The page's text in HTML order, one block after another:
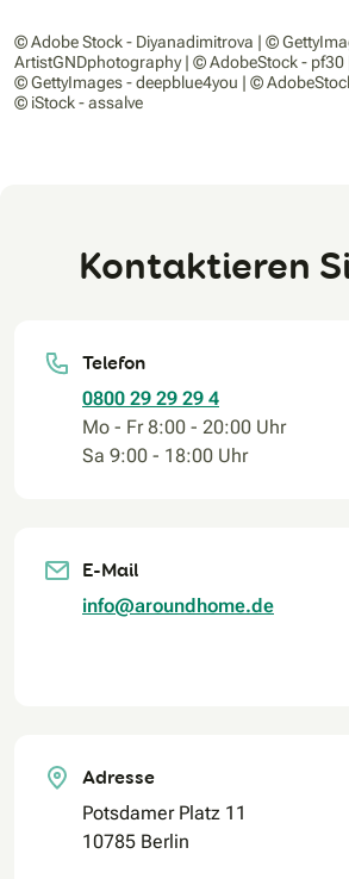
© Adobe Stock - Diyanadimitrova | ©
ArtistGNDphotography | © AdobeStock - pf30
© GettyImages - deepblue4you | ©
© iStock - assalve
Kontaktieren
Telefon
0800 29 29 29 4
Mo - Fr 8:00 - 20:00 Uhr
Sa 9:00 - 18:00 Uhr
E-Mail
info@aroundhome.de
Adresse
Potsdamer Platz 11
10785 Berlin